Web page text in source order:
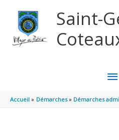
Saint-
Accueil Démarches Démarches